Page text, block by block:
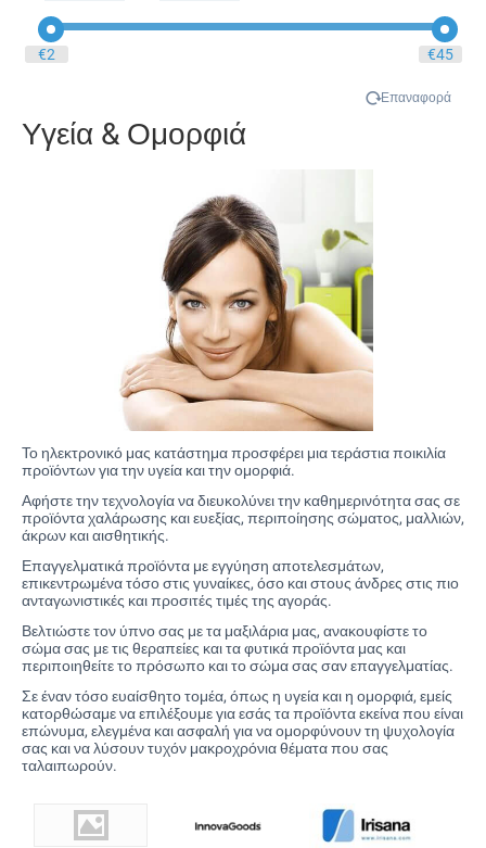
Ποδήλατο
Προσωπική Φροντίδα
Σπορ / Σε Φόρμα
Σπορ / Σε φόρμα
’Άνεση / Χαλάρωση
‎€2 ‎€45
Επαναφορά
Υγεία & Ομορφιά
Το ηλεκτρονικό μας κατάστημα προσφέρει μια τεράστια ποικιλία
προϊόντων για την υγεία και την ομορφιά.
Αφήστε την τεχνολογία να διευκολύνει την καθημερινότητα σας σε
προϊόντα χαλάρωσης και ευεξίας, περιποίησης σώματος, μαλλιών,
άκρων και αισθητικής.
Επαγγελματικά προϊόντα με εγγύηση αποτελεσμάτων,
επικεντρωμένα τόσο στις γυναίκες, όσο και στους άνδρες στις πιο
ανταγωνιστικές και προσιτές τιμές της αγοράς.
Βελτιώστε τον ύπνο σας με τα μαξιλάρια μας, ανακουφίστε το
σώμα σας με τις θεραπείες και τα φυτικά προϊόντα μας και
περιποιηθείτε το πρόσωπο και το σώμα σας σαν επαγγελματίας.
Σε έναν τόσο ευαίσθητο τομέα, όπως η υγεία και η ομορφιά, εμείς
κατορθώσαμε να επιλέξουμε για εσάς τα προϊόντα εκείνα που είναι
επώνυμα, ελεγμένα και ασφαλή για να ομορφύνουν τη ψυχολογία
σας και να λύσουν τυχόν μακροχρόνια θέματα που σας
ταλαιπωρούν.